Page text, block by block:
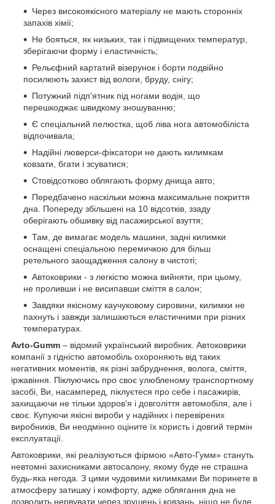
Через високоякісного матеріалу не мають сторонніх
запахів хімії;
Не бояться, як низьких, так і підвищених температур,
зберігаючи форму і еластичність;
Рельєфний картатий візерунок і борти подвійно
посилюють захист від вологи, бруду, снігу;
Потужний підп'ятник під ногами водія, що
перешкоджає швидкому зношуванню;
Є спеціальний пелюстка, щоб ліва нога автомобіліста
відпочивала;
Надійні люверси-фіксатори не дають килимкам
ковзати, бгати і зсуватися;
Стовідсотково облягають форму днища авто;
Передбачено наскільки можна максимальне покриття
дна. Попереду збільшені на 10 відсотків, ззаду
оберігають обшивку від пасажирської взуття;
Там, де вимагає модель машини, задні килимки
оснащені спеціальною перемичкою для більш
ретельного заощадження салону в чистоті;
Автоковрики - з легкістю можна вийняти, при цьому,
не проливши і не висипавши сміття в салон;
Завдяки якісному каучуковому сировини, килимки не
пахнуть і завжди залишаються еластичними при різних
температурах.
Avto-Gumm – відомий український виробник. Автоковрики
компанії з гідністю автомобіль охороняють від таких
негативних моментів, як різні забруднення, волога, сміття,
іржавіння. Піклуючись про своє улюбленому транспортному
засобі, Ви, насамперед, піклуєтеся про себе і пасажирів,
захищаючи не тільки здоров'я і довголіття автомобіля, але і
своє. Купуючи якісні вироби у надійних і перевірених
виробників, Ви неодмінно оціните їх користь і довгий термін
експлуатації.
Автоковрики, які реалізуються фірмою «Авто-Гумм» стануть
невтомні захисниками автосалону, якому буде не страшна
будь-яка негода. З цими чудовими килимками Ви поринете в
атмосферу затишку і комфорту, адже облягання дна не
дозволить нервувати через зрушень і ковзань, ніщо не буде